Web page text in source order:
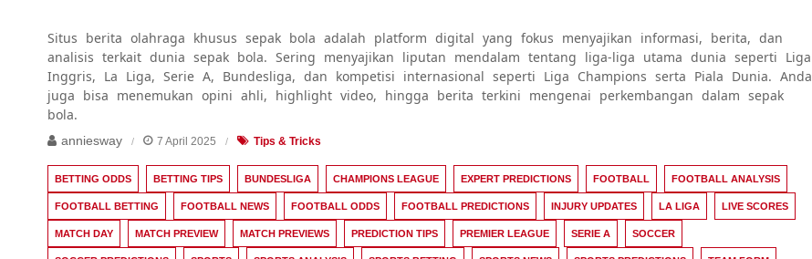
Situs berita olahraga khusus sepak bola adalah platform digital yang fokus menyajikan informasi, berita, dan
analisis terkait dunia sepak bola. Sering menyajikan liputan mendalam tentang liga-liga utama dunia seperti Liga
Inggris, La Liga, Serie A, Bundesliga, dan kompetisi internasional seperti Liga Champions serta Piala Dunia. Anda
juga bisa menemukan opini ahli, highlight video, hingga berita terkini mengenai perkembangan dalam sepak
bola.
anniesway 7 April 2025 Tips & Tricks
BETTING ODDS BETTING TIPS BUNDESLIGA CHAMPIONS LEAGUE EXPERT PREDICTIONS FOOTBALL FOOTBALL ANALYSIS
FOOTBALL BETTING FOOTBALL NEWS FOOTBALL ODDS FOOTBALL PREDICTIONS INJURY UPDATES LA LIGA LIVE SCORES
MATCH DAY MATCH PREVIEW MATCH PREVIEWS PREDICTION TIPS PREMIER LEAGUE SERIE A SOCCER